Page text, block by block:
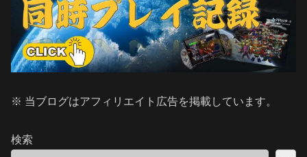
※ 当ブログはアフィリエイト広告を掲載しています。
検索